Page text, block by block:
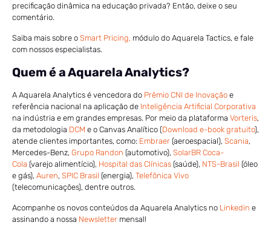
precificação dinâmica na educação privada? Então, deixe o seu
comentário.
Saiba mais sobre o Smart Pricing, módulo do Aquarela Tactics, e fale
com nossos especialistas.
Quem é a Aquarela Analytics?
A Aquarela Analytics é vencedora do Prêmio CNI de Inovação e
referência nacional na aplicação de Inteligência Artificial Corporativa
na indústria e em grandes empresas. Por meio da plataforma Vorteris,
da metodologia DCM e o Canvas Analítico (Download e-book gratuito),
atende clientes importantes, como: Embraer (aeroespacial), Scania,
Mercedes-Benz, Grupo Randon (automotivo), SolarBR Coca-
Cola (varejo alimentício), Hospital das Clínicas (saúde), NTS-Brasil (óleo
e gás), Auren, SPIC Brasil (energia), Telefônica Vivo
(telecomunicações), dentre outros.
Acompanhe os novos conteúdos da Aquarela Analytics no Linkedin e
assinando a nossa Newsletter mensal!